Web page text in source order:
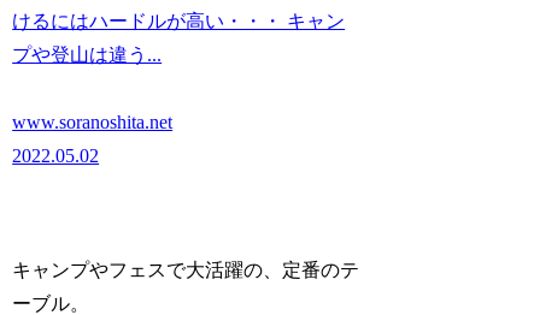
けるにはハードルが高い・・・ キャン
プや登山は違う...
www.soranoshita.net
2022.05.02
キャンプやフェスで大活躍の、定番のテ
ーブル。